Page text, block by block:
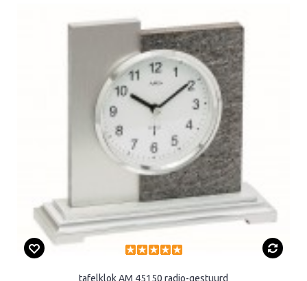
tafelklok AM 45150 radio-gestuurd